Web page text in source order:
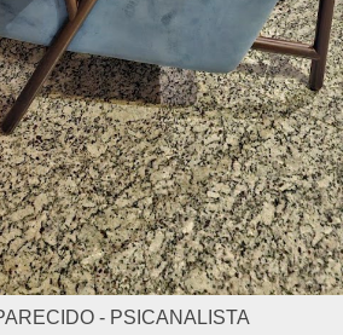
- PSICANALISTA